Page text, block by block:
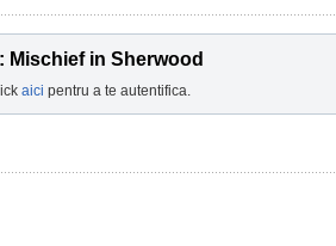
Mischief in Sherwood
aici pentru a te autentifica.